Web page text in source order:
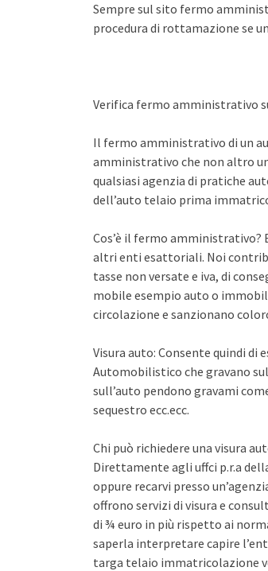
Sempre sul sito fermo
procedura di rottamazione se
Verifica fermo amministrativo
Il fermo amministrativo di un
amministrativo che non altro
qualsiasi agenzia di pratiche
dell’auto telaio prima
Cos’è il fermo amministrativo?
altri enti esattoriali. Noi
tasse non versate e iva, di
mobile esempio auto o
circolazione e sanzionano
Visura auto: Consente quindi
Automobilistico che gravano
sull’auto pendono gravami
sequestro ecc.ecc.
Chi può richiedere una visura
Direttamente agli uffci p.r.a
oppure recarvi presso
offrono servizi di visura e
di ¾ euro in più rispetto ai
saperla interpretare capire
targa telaio immatricolazione